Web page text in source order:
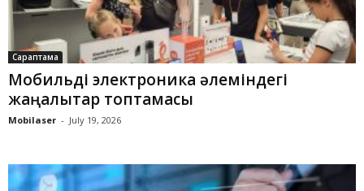
Сараптама
Мобильді электроника әлеміндегі
жаңалықтар топтамасы
Mobilaser - July 19, 2026